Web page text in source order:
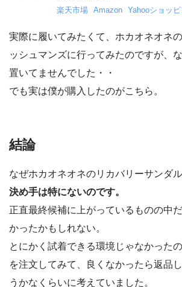
楽天市場 Amazon Yahooショッ
実際に履いてみたくて、ホカオネオネ
ッシュマンズに行ってみたのですが、
置いてませんでした・・
でも実は僕が購入したのがこちら。
結論
なぜホカオネオネのリカバリーサンダル
決め手は特にないのです。
正直最終候補に上がっているものの中
かったかもしれない。
とにかく試着できる環境じゃなかった
を注文してみて、良くなかったら返品
うかなくらいに考えていました。